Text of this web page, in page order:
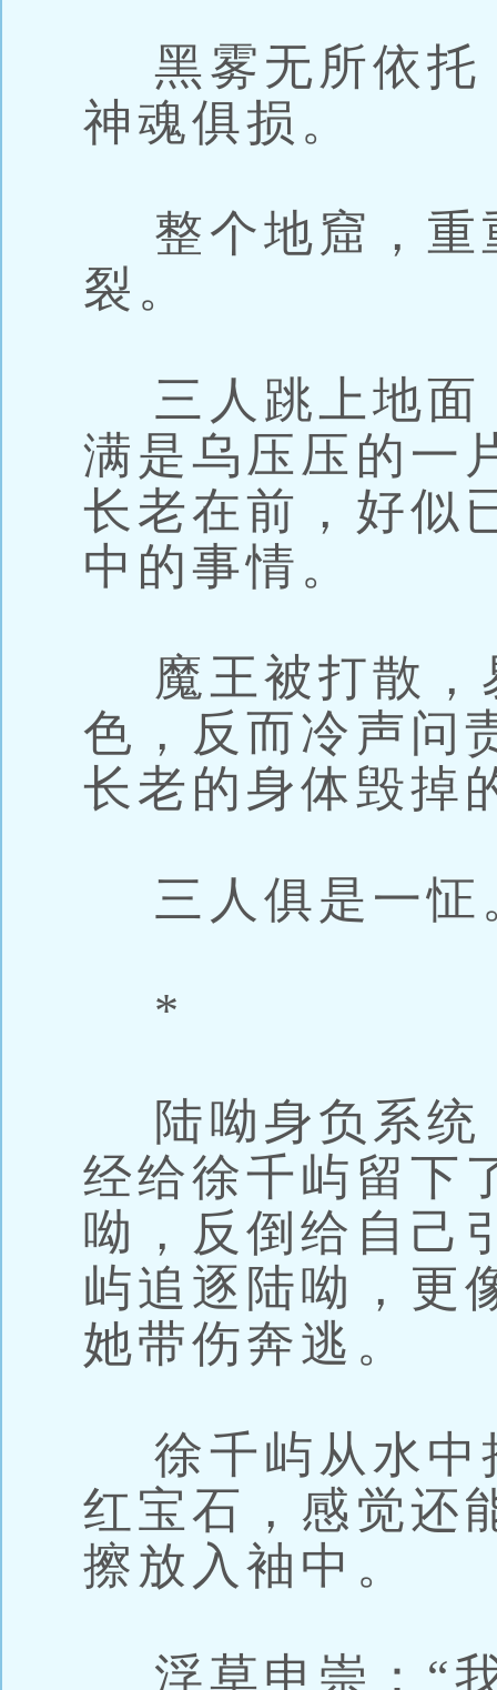
黑雾无所依托
神魂俱损。
整个地窟，重
裂。
三人跳上地面
满是乌压压的一
长老在前，好似
中的事情。
魔王被打散，
色，反而冷声问
长老的身体毁掉
三人俱是一怔
*
陆呦身负系统
经给徐千屿留下
呦，反倒给自己
屿追逐陆呦，更
她带伤奔逃。
徐千屿从水中
红宝石，感觉还
擦放入袖中。
浮草申崇：“